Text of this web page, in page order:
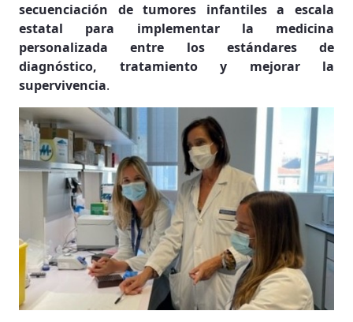
secuenciación de tumores infantiles a escala
estatal para implementar la medicina
personalizada entre los estándares de
diagnóstico, tratamiento y mejorar la
supervivencia.